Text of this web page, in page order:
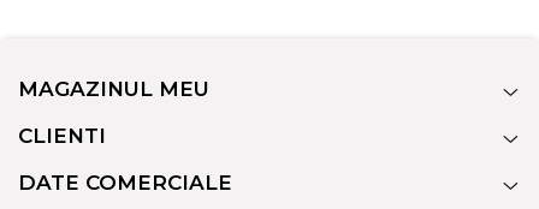
MAGAZINUL MEU
CLIENTI
DATE COMERCIALE